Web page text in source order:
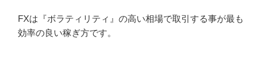
FXは『ボラティリティ』の高い相場で取引する事が最も
効率の良い稼ぎ方です。